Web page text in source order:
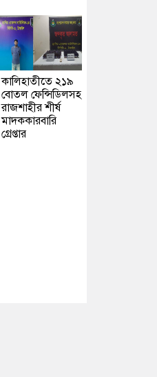
কালিহাতীতে ২১৯
বোতল ফেন্সিডিলসহ
রাজশাহীর শীর্ষ
মাদককারবারি
গ্রেপ্তার